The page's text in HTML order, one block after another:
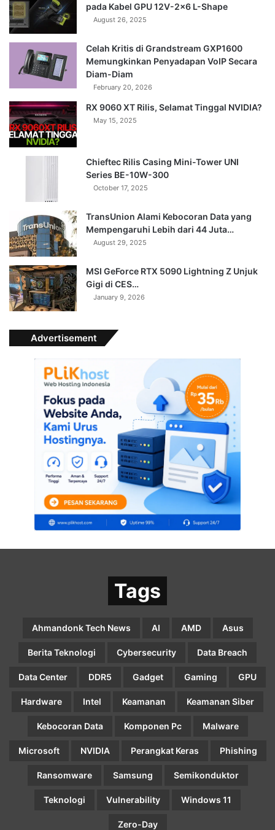
pada Kabel GPU 12V-2×6 L-Shape
August 26, 2025
Celah Kritis di Grandstream GXP1600
Memungkinkan Penyadapan VoIP Secara
Diam-Diam
February 20, 2026
RX 9060 XT Rilis, Selamat Tinggal NVIDIA?
May 15, 2025
Chieftec Rilis Casing Mini-Tower UNI
Series BE-10W-300
October 17, 2025
TransUnion Alami Kebocoran Data yang
Mempengaruhi Lebih dari 44 Juta…
August 29, 2025
MSI GeForce RTX 5090 Lightning Z Unjuk
Gigi di CES…
January 9, 2026
Advertisement
Tags
Ahmandonk Tech News AI AMD Asus
Berita Teknologi Cybersecurity Data Breach
Data Center DDR5 Gadget Gaming GPU
Hardware Intel Keamanan Keamanan Siber
Kebocoran Data Komponen Pc Malware
Microsoft NVIDIA Perangkat Keras Phishing
Ransomware Samsung Semikonduktor
Teknologi Vulnerability Windows 11
Zero-Day